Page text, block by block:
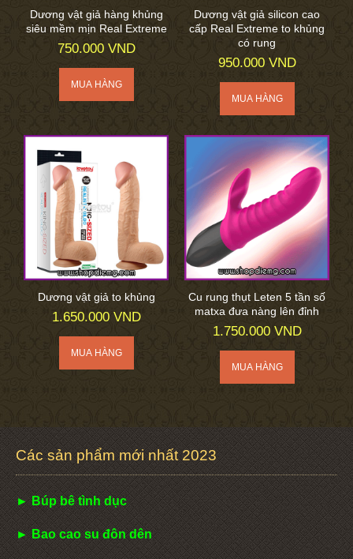
Dương vật giả hàng khủng
siêu mềm mịn Real Extreme
750.000 VND
Dương vật giả silicon cao
cấp Real Extreme to khủng
có rung
950.000 VND
Dương vật giả to khủng
1.650.000 VND
Cu rung thụt Leten 5 tần số
matxa đưa nàng lên đỉnh
1.750.000 VND
Các sản phẩm mới nhất 2023
► Búp bê tình dục
► Bao cao su đôn dên